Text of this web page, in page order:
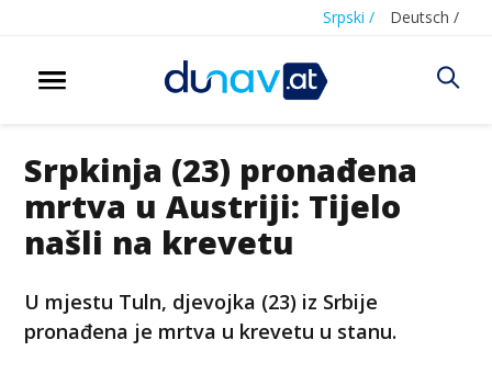
Srpski / Deutsch /
Srpkinja (23) pronađena
mrtva u Austriji: Tijelo
našli na krevetu
U mjestu Tuln, djevojka (23) iz Srbije
pronađena je mrtva u krevetu u stanu.